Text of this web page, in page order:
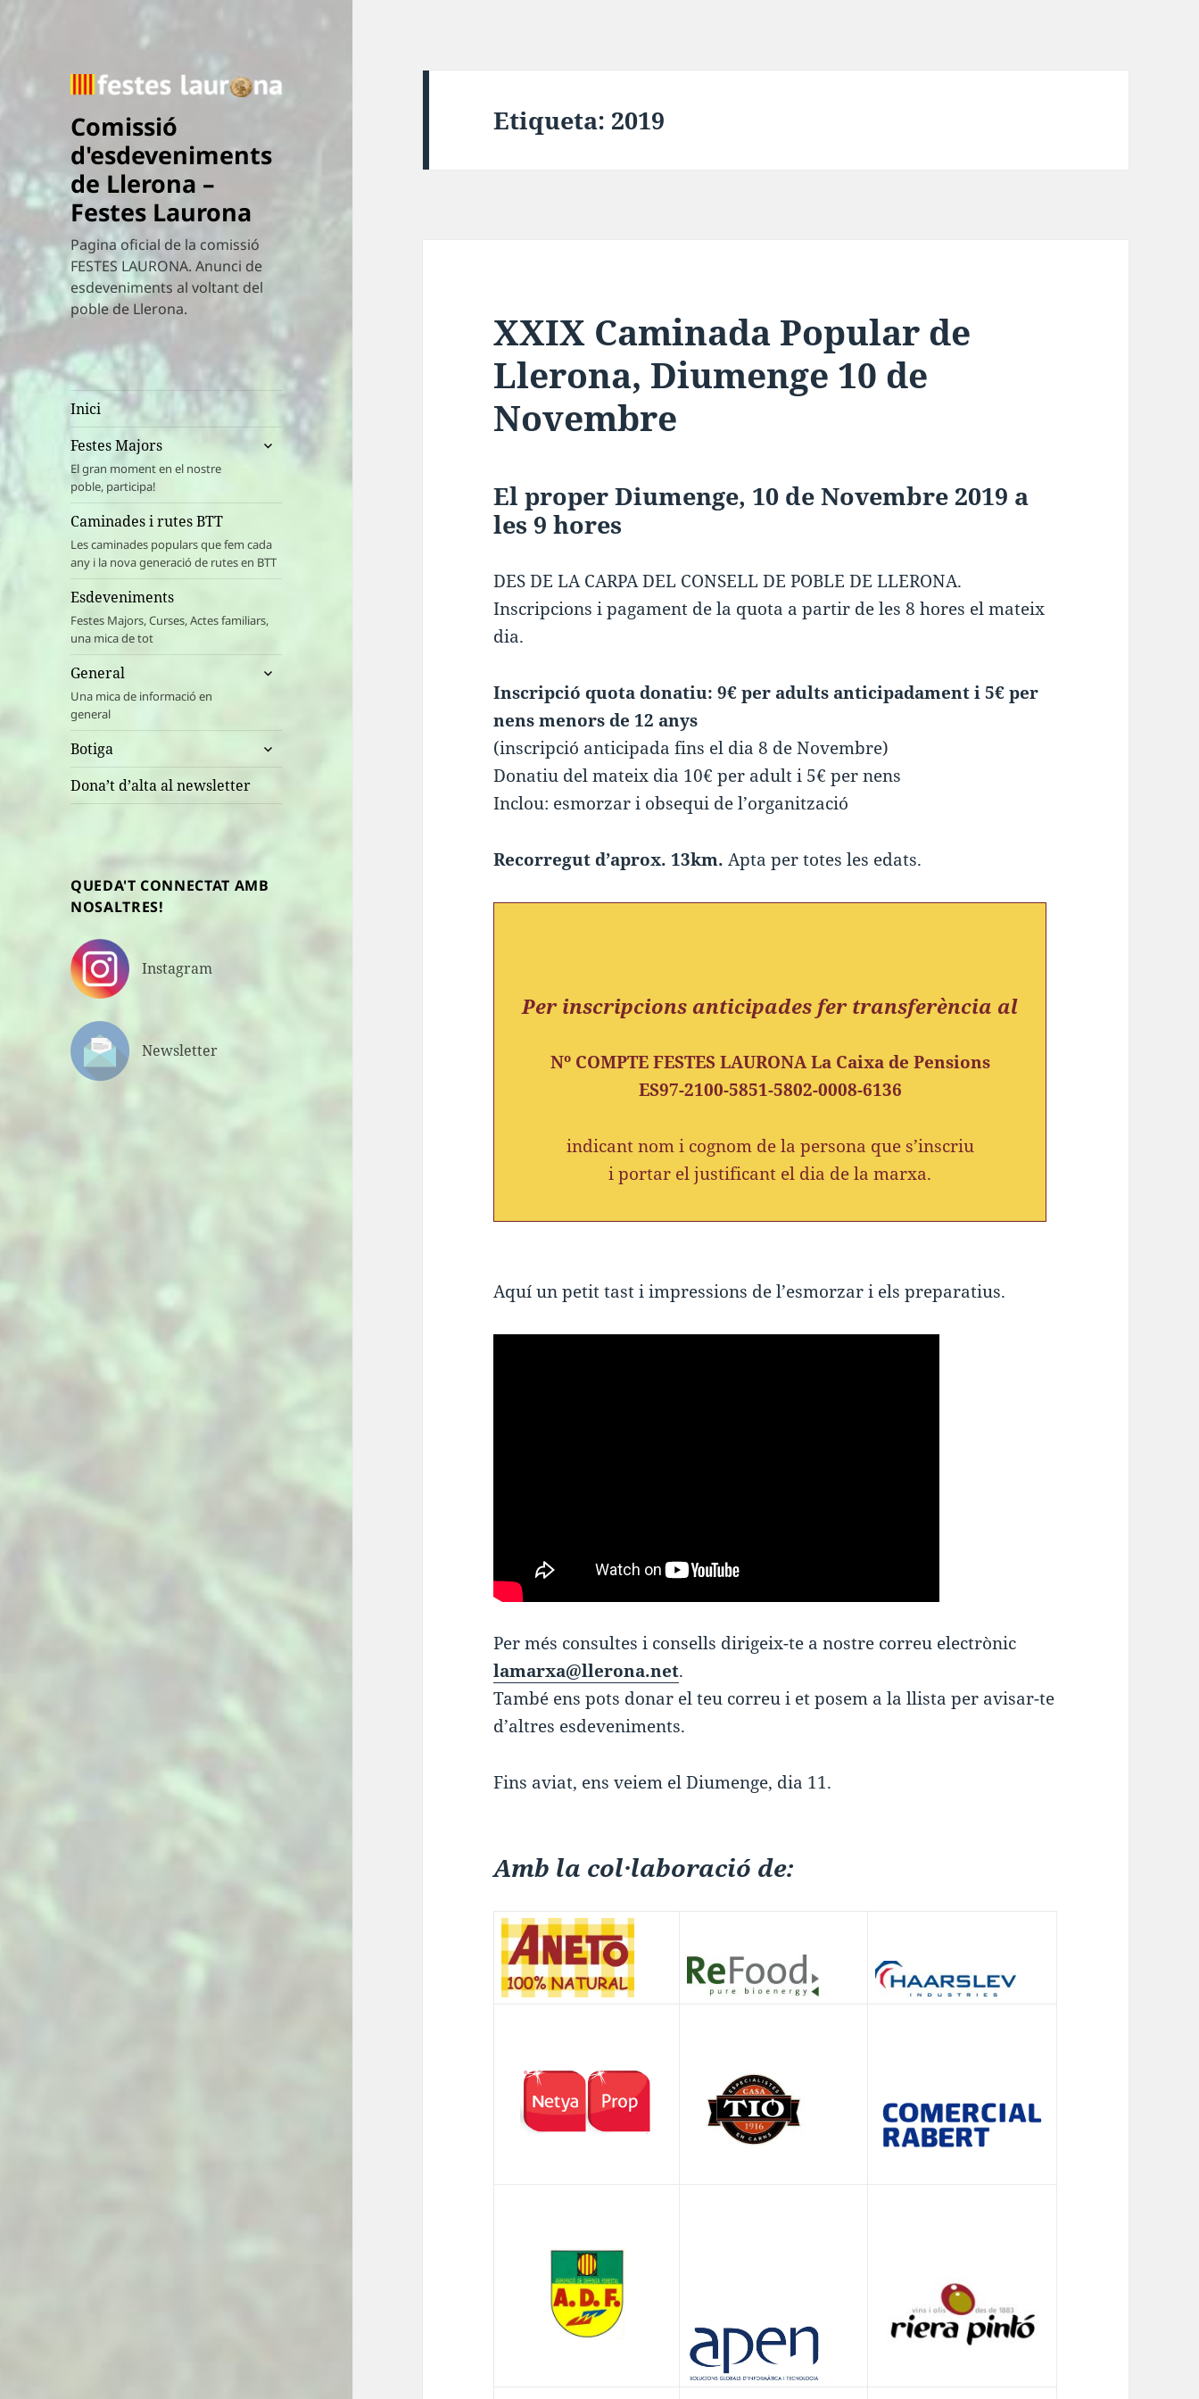
Comissió
d'esdeveniments
de Llerona –
Festes Laurona
Pagina oficial de la comissió
FESTES LAURONA. Anunci de
esdeveniments al voltant del
poble de Llerona.
Inici
Festes Majors
El gran moment en el nostre
poble, participa!
amplia
fill
Caminades i rutes BTT
Les caminades populars que fem cada
any i la nova generació de rutes en BTT
Esdeveniments
Festes Majors, Curses, Actes familiars,
una mica de tot
General
Una mica de informació en
general
amplia
fill
Botiga
amplia
el
fill
Dona’t d’alta al newsletter
QUEDA'T CONNECTAT AMB
NOSALTRES!
Instagram
Newsletter
Etiqueta: 2019
XXIX Caminada Popular de
Llerona, Diumenge 10 de
Novembre
El proper Diumenge, 10 de Novembre 2019 a
les 9 hores
DES DE LA CARPA DEL CONSELL DE POBLE DE LLERONA.
Inscripcions i pagament de la quota a partir de les 8 hores el mateix
dia.
Inscripció quota donatiu: 9€ per adults anticipadament i 5€ per
nens menors de 12 anys
(inscripció anticipada fins el dia 8 de Novembre)
Donatiu del mateix dia 10€ per adult i 5€ per nens
Inclou: esmorzar i obsequi de l’organització
Recorregut d’aprox. 13km. Apta per totes les edats.
Per inscripcions anticipades fer transferència al
Nº COMPTE FESTES LAURONA La Caixa de Pensions
ES97-2100-5851-5802-0008-6136
indicant nom i cognom de la persona que s’inscriu
i portar el justificant el dia de la marxa.
Aquí un petit tast i impressions de l’esmorzar i els preparatius.
Per més consultes i consells dirigeix-te a nostre correu electrònic
lamarxa@llerona.net.
També ens pots donar el teu correu i et posem a la llista per avisar-te
d’altres esdeveniments.
Fins aviat, ens veiem el Diumenge, dia 11.
Amb la col·laboració de: